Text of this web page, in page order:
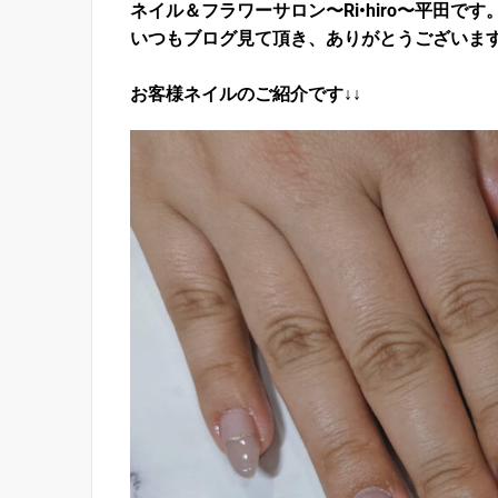
ネイル＆フラワーサロン〜Ri•hiro〜平田です
いつもブログ見て頂き、ありがとうございま
お客様ネイルのご紹介です↓↓